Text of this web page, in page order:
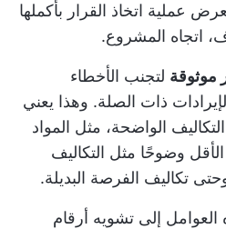
عملية اتخاذ القرار بأكملها
اتجاه المشروع.
موثوقة لتجنب الأخطاء
ذات الصلة. وهذا يعني
الواضحة، مثل المواد
الأقل وضوحًا مثل التكاليف
تكاليف الفرصة البديلة.
إلى تشويه أرقام